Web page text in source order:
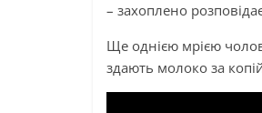
– захоплено
Ще однією мрією
здають молоко за